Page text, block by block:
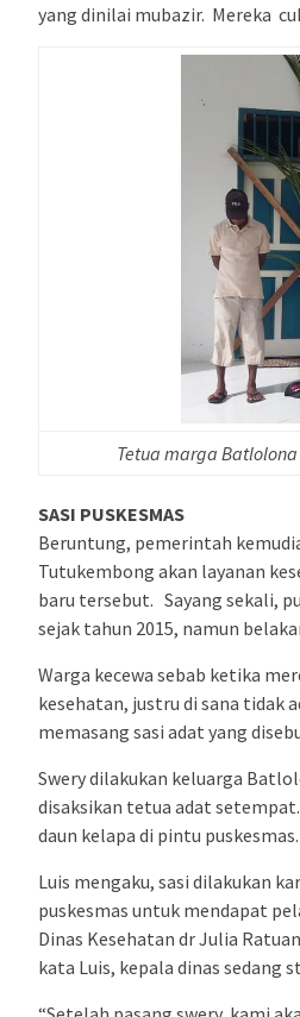
yang dinilai mubazir. Mereka
Tetua marga
SASI PUSKESMAS
Beruntung, pemerintah
Tutukembong akan layanan
baru tersebut. Sayang sekali,
sejak tahun 2015, namun
Warga kecewa sebab ketika
kesehatan, justru di sana tidak
memasang sasi adat yang
Swery dilakukan keluarga
disaksikan tetua adat
daun kelapa di pintu puskesmas.
Luis mengaku, sasi dilakukan
puskesmas untuk mendapat
Dinas Kesehatan dr Julia
kata Luis, kepala dinas sedang